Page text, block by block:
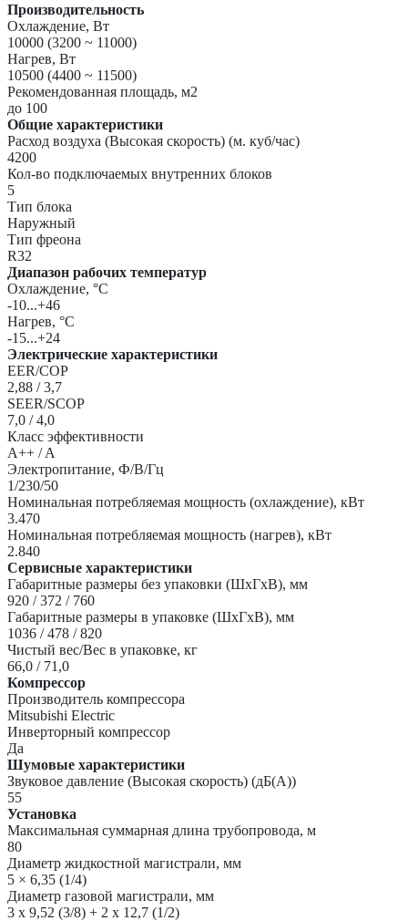
Производительность
Охлаждение, Вт
10000 (3200 ~ 11000)
Нагрев, Вт
10500 (4400 ~ 11500)
Рекомендованная площадь, м2
до 100
Общие характеристики
Расход воздуха (Высокая скорость) (м. куб/час)
4200
Кол-во подключаемых внутренних блоков
5
Тип блока
Наружный
Тип фреона
R32
Диапазон рабочих температур
Охлаждение, °С
-10...+46
Нагрев, °С
-15...+24
Электрические характеристики
EER/COP
2,88 / 3,7
SEER/SCOP
7,0 / 4,0
Класс эффективности
A++ / A
Электропитание, Ф/В/Гц
1/230/50
Номинальная потребляемая мощность (охлаждение), кВт
3.470
Номинальная потребляемая мощность (нагрев), кВт
2.840
Сервисные характеристики
Габаритные размеры без упаковки (ШxГxВ), мм
920 / 372 / 760
Габаритные размеры в упаковке (ШxГxВ), мм
1036 / 478 / 820
Чистый вес/Вес в упаковке, кг
66,0 / 71,0
Компрессор
Производитель компрессора
Mitsubishi Electric
Инверторный компрессор
Да
Шумовые характеристики
Звуковое давление (Высокая скорость) (дБ(А))
55
Установка
Максимальная суммарная длина трубопровода, м
80
Диаметр жидкостной магистрали, мм
5 × 6,35 (1/4)
Диаметр газовой магистрали, мм
3 x 9,52 (3/8) + 2 x 12,7 (1/2)